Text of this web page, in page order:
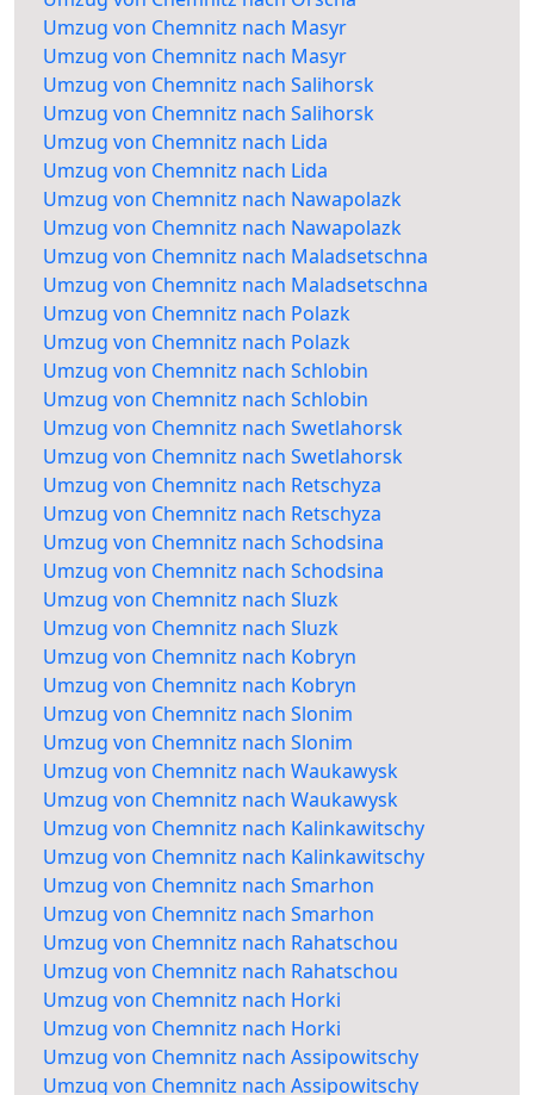
Umzug von Chemnitz nach Masyr
Umzug von Chemnitz nach Masyr
Umzug von Chemnitz nach Salihorsk
Umzug von Chemnitz nach Salihorsk
Umzug von Chemnitz nach Lida
Umzug von Chemnitz nach Lida
Umzug von Chemnitz nach Nawapolazk
Umzug von Chemnitz nach Nawapolazk
Umzug von Chemnitz nach Maladsetschna
Umzug von Chemnitz nach Maladsetschna
Umzug von Chemnitz nach Polazk
Umzug von Chemnitz nach Polazk
Umzug von Chemnitz nach Schlobin
Umzug von Chemnitz nach Schlobin
Umzug von Chemnitz nach Swetlahorsk
Umzug von Chemnitz nach Swetlahorsk
Umzug von Chemnitz nach Retschyza
Umzug von Chemnitz nach Retschyza
Umzug von Chemnitz nach Schodsina
Umzug von Chemnitz nach Schodsina
Umzug von Chemnitz nach Sluzk
Umzug von Chemnitz nach Sluzk
Umzug von Chemnitz nach Kobryn
Umzug von Chemnitz nach Kobryn
Umzug von Chemnitz nach Slonim
Umzug von Chemnitz nach Slonim
Umzug von Chemnitz nach Waukawysk
Umzug von Chemnitz nach Waukawysk
Umzug von Chemnitz nach Kalinkawitschy
Umzug von Chemnitz nach Kalinkawitschy
Umzug von Chemnitz nach Smarhon
Umzug von Chemnitz nach Smarhon
Umzug von Chemnitz nach Rahatschou
Umzug von Chemnitz nach Rahatschou
Umzug von Chemnitz nach Horki
Umzug von Chemnitz nach Horki
Umzug von Chemnitz nach Assipowitschy
Umzug von Chemnitz nach Assipowitschy